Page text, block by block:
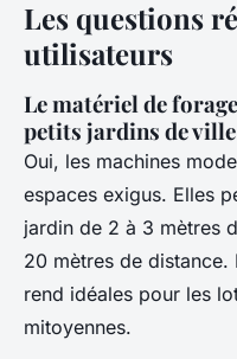
Les questions
utilisateurs
Le matériel de
petits jardins de
Oui, les machines
espaces exigus. Elles
jardin de 2 à 3 mètres
20 mètres de
rend idéales pour les
mitoyennes.